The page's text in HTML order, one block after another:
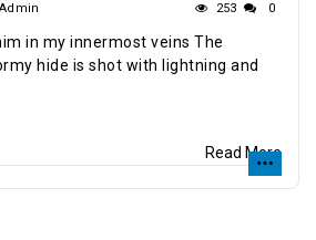
Admin 253 0
in my innermost veins The
hide is shot with lightning and
Read More